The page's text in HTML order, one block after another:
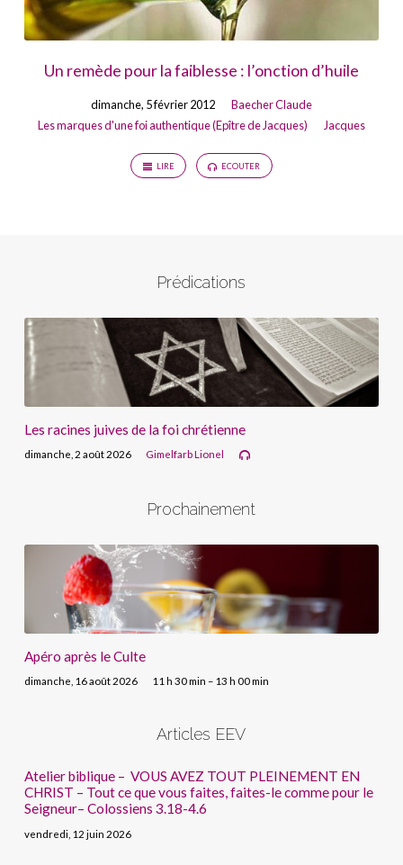
Un remède pour la faiblesse : l’onction d’huile
dimanche, 5 février 2012
Baecher Claude
Les marques d'une foi authentique (Epître de Jacques)
Jacques
LIRE ECOUTER
Prédications
Les racines juives de la foi chrétienne
dimanche, 2 août 2026 Gimelfarb Lionel
Prochainement
Apéro après le Culte
dimanche, 16 août 2026 11 h 30 min – 13 h 00 min
Articles EEV
Atelier biblique – VOUS AVEZ TOUT PLEINEMENT EN
CHRIST – Tout ce que vous faites, faites-le comme pour le
Seigneur– Colossiens 3.18-4.6
vendredi, 12 juin 2026